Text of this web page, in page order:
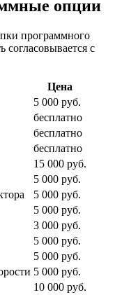
опции
программного
согласовывается с
Цена
5 000 руб.
бесплатно
бесплатно
бесплатно
15 000 руб.
5 000 руб.
5 000 руб.
5 000 руб.
3 000 руб.
5 000 руб.
5 000 руб.
5 000 руб.
10 000 руб.